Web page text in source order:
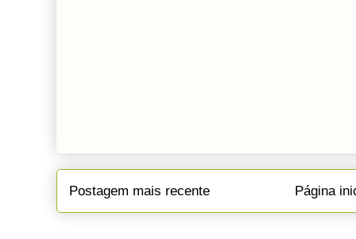
Postagem mais recente Página